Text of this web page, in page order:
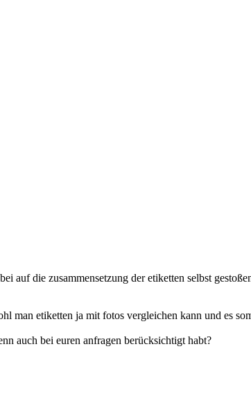
auf die zusammensetzung der etiketten selbst
man etiketten ja mit fotos vergleichen kann und es
auch bei euren anfragen berücksichtigt habt?